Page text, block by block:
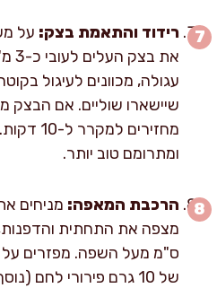
רידוד והתאמת בצק: על
שיישארו שוליים. אם
ומתרומם טוב יותר.
הרכבת המאפה: מניחים
ס"מ מעל השפה. מפזרים
של 10 גרם פירורי לחם